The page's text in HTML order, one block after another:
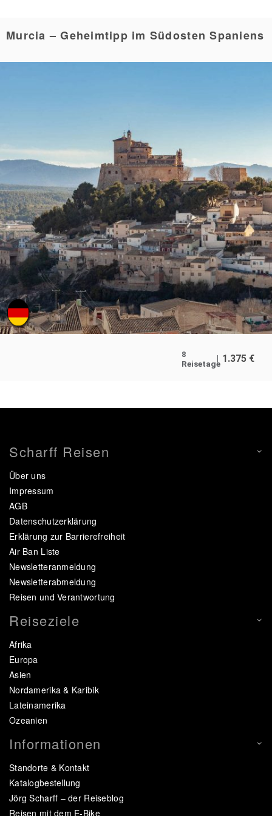
Murcia – Geheimtipp im Südosten Spaniens
8
Reisetage 1.375 €
Scharff Reisen
Über uns
Impressum
AGB
Datenschutzerklärung
Erklärung zur Barrierefreiheit
Air Ban Liste
Newsletteranmeldung
Newsletterabmeldung
Reisen und Verantwortung
Reiseziele
Afrika
Europa
Asien
Nordamerika & Karibik
Lateinamerika
Ozeanien
Informationen
Standorte & Kontakt
Katalogbestellung
Jörg Scharff – der Reiseblog
Reisen mit dem E-Bike